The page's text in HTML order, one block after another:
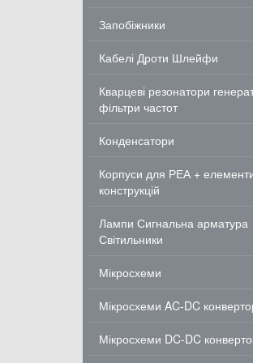
Запобіжники
Кабелі Дроти Шлейфи
Кварцеві резонатори
фільтри частот
Конденсатори
Корпуси для РЕА +
конструкцій
Лампи Сигнальна арматура
Світильники
Мікросхеми
Мікросхеми AC-DC
Мікросхеми DC-DC